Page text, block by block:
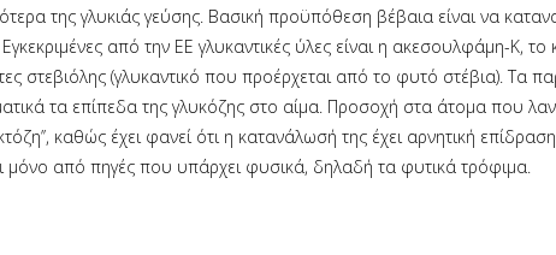
της γλυκιάς γεύσης. Βασική προϋπόθεση βέβαια είναι να
από την ΕΕ γλυκαντικές ύλες είναι η ακεσουλφάμη-Κ, το
στεβιόλης (γλυκαντικό που προέρχεται από το φυτό στέβια). Τα
τα επίπεδα της γλυκόζης στο αίμα. Προσοχή στα άτομα που
καθώς έχει φανεί ότι η κατανάλωσή της έχει αρνητική
από πηγές που υπάρχει φυσικά, δηλαδή τα φυτικά τρόφιμα.